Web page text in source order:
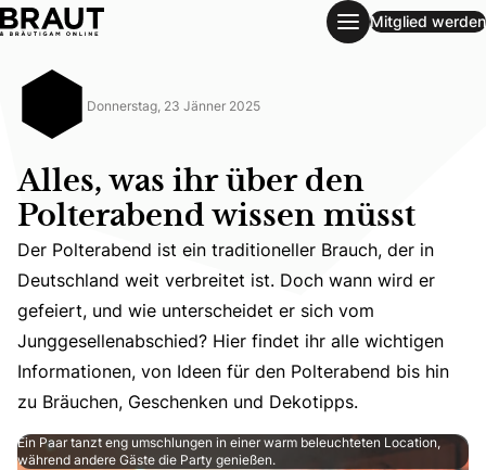
Alles, was ihr über den Polterabend wissen müsst
Mitglied werden
Donnerstag, 23 Jänner 2025
Alles, was ihr über den
Polterabend wissen müsst
Der Polterabend ist ein traditioneller Brauch, der in
Der Polterabend ist ein traditioneller Brauch, der in
Deutschland weit verbreitet ist. Doch wann wird er
gefeiert, und wie unterscheidet er sich vom
Junggesellenabschied? Hier findet ihr alle wichtigen
Informationen, von Ideen für den Polterabend bis hin
zu Bräuchen, Geschenken und Dekotipps.
Ein Paar tanzt eng umschlungen in einer warm beleuchteten Location,
während andere Gäste die Party genießen.